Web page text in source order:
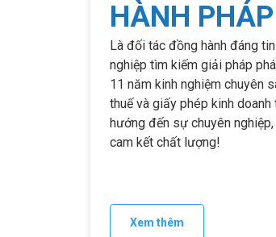
HÀNH
Là đối tác đồng hành đáng
nghiệp tìm kiếm giải pháp
11 năm kinh nghiệm chuyên
thuế và giấy phép kinh
hướng đến sự chuyên
cam kết chất lượng!
Xem thêm